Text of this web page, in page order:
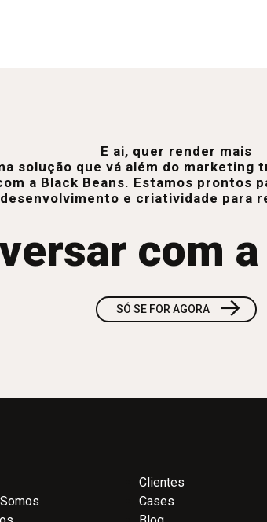
E ai, quer render mais
solução que vá além do marketing
a Black Beans. Estamos prontos
e criatividade para
com
SÓ SE FOR AGORA →
Clientes
Cases